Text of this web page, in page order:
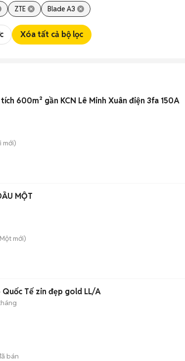
ZTE Blade A3
Xóa tất cả bộ lọc
600m² gần KCN Lê Minh Xuân điện 3fa 150A
mới)
MỘT
mới)
Quốc Tế zin đẹp gold LL/A
bán